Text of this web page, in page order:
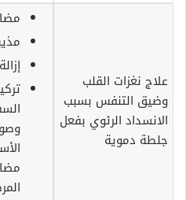
علاج نغزات القلب
وضيق التنفس بسبب
الانسداد الرئوي بفعل
جلطة دموية